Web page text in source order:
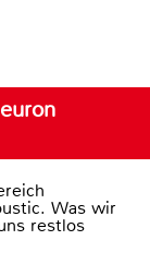
Was wir
restlos